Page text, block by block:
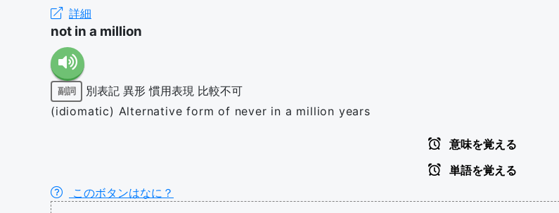
詳細
not in a million
副詞 別表記 異形 慣用表現 比較不可
(idiomatic) Alternative form of never in a million years
意味を覚える
単語を覚える
このボタンはなに？